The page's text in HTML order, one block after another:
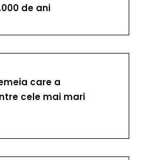
de ani
care a
cele mai mari